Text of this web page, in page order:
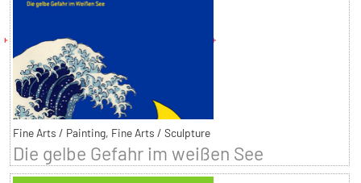
Fine Arts / Painting, Fine Arts / Sculpture
Die gelbe Gefahr im weißen See